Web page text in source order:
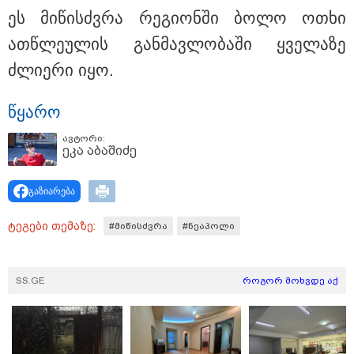
17:13 / 08-08-2026
"დასავლეთმა საქართველო ჩვენ წინააღმდეგ
გეოპოლიტიკური ბრძოლის უგუნურ იარაღად
21:17 / 08-08-2026
აშშ-მა საქართველოში
დაფუძნებული კრიპტოკომპანია
დაასანქცირა
ეს მი­წისძვრა რე­გი­ონ­ში ბოლო ოთხი
ათწლე­უ­ლის გან­მავ­ლო­ბა­ში ყვე­ლა­ზე
ძლი­ე­რი იყო.
წყა­რო
ავტორი:
ეკა აბაშიძე
გაზიარება
ტეგები თემაზე: #მიწისძვრა #ნეაპოლი
SS.GE როგორ მოხვდე აქ